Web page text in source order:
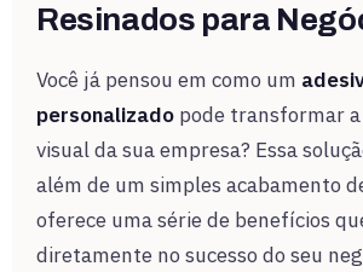
Resinados para
Você já pensou em como um
personalizado pode transformar
visual da sua empresa? Essa
além de um simples acabamento
oferece uma série de benefícios
diretamente no sucesso do seu